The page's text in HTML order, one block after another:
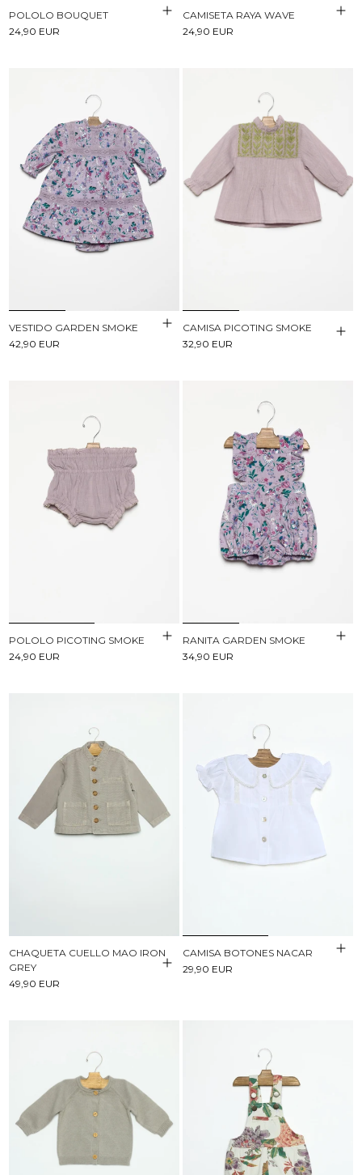
POLOLO BOUQUET
24,90 EUR
CAMISETA RAYA WAVE
24,90 EUR
VESTIDO GARDEN SMOKE
42,90 EUR
CAMISA PICOTING SMOKE
32,90 EUR
POLOLO PICOTING SMOKE
24,90 EUR
RANITA GARDEN SMOKE
34,90 EUR
CHAQUETA CUELLO MAO IRON
GREY
49,90 EUR
CAMISA BOTONES NACAR
29,90 EUR